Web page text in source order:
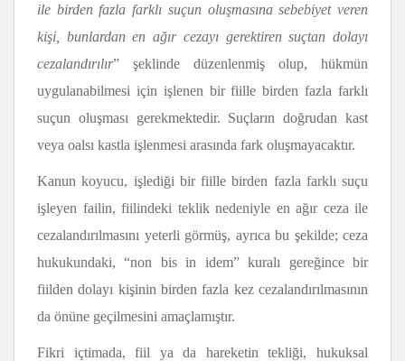
ile birden fazla farklı suçun oluşmasına sebebiyet veren
kişi, bunlardan en ağır cezayı gerektiren suçtan dolayı
cezalandırılır” şeklinde düzenlenmiş olup, hükmün
uygulanabilmesi için işlenen bir fiille birden fazla farklı
suçun oluşması gerekmektedir. Suçların doğrudan kast
veya oalsı kastla işlenmesi arasında fark oluşmayacaktır.
Kanun koyucu, işlediği bir fiille birden fazla farklı suçu
işleyen failin, fiilindeki teklik nedeniyle en ağır ceza ile
cezalandırılmasını yeterli görmüş, ayrıca bu şekilde; ceza
hukukundaki, “non bis in idem” kuralı gereğince bir
fiilden dolayı kişinin birden fazla kez cezalandırılmasının
da önüne geçilmesini amaçlamıştır.
Fikri içtimada, fiil ya da hareketin tekliği, hukuksal